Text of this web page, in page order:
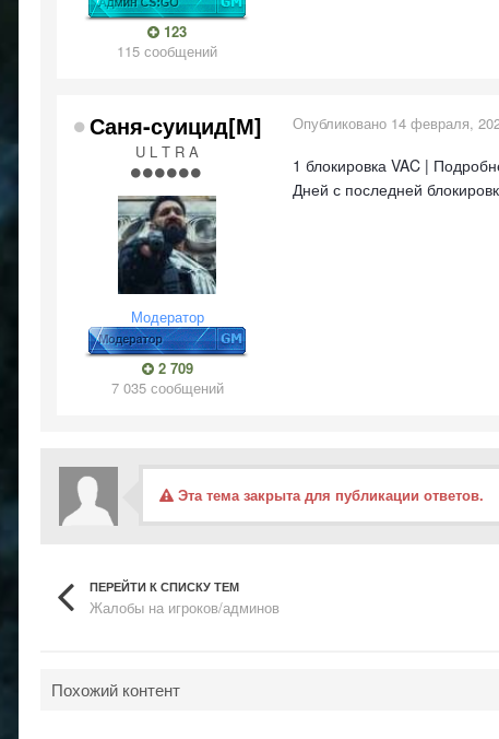
123
115 сообщений
Саня-суицид[М]
U L T R A
Модератор
2 709
7 035 сообщений
Опубликовано 14 февраля,
1 блокировка VAC |
Дней с последней
Эта тема закрыта для публикации ответов.
ПЕРЕЙТИ К СПИСКУ ТЕМ
Жалобы на игроков/админов
Похожий контент